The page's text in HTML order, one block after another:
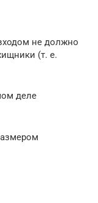
не должно
(т. е.
деле